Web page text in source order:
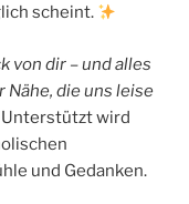
scheint.
von dir – und alles
Nähe, die uns leise
wird
und Gedanken.